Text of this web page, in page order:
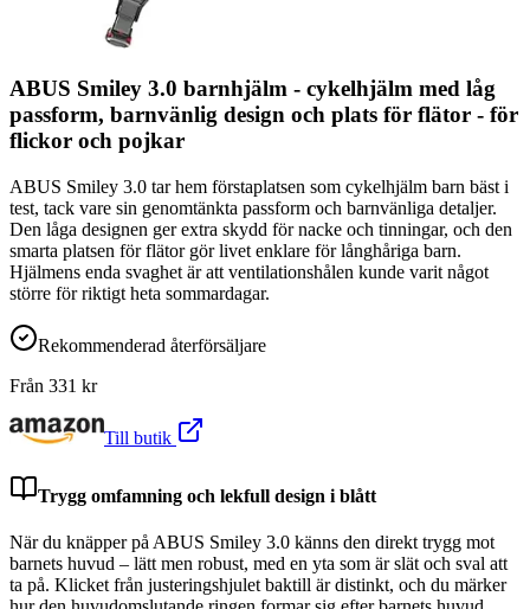
ABUS Smiley 3.0 barnhjälm - cykelhjälm med låg
passform, barnvänlig design och plats för flätor - för
flickor och pojkar
ABUS Smiley 3.0 tar hem förstaplatsen som cykelhjälm barn bäst i
test, tack vare sin genomtänkta passform och barnvänliga detaljer.
Den låga designen ger extra skydd för nacke och tinningar, och den
smarta platsen för flätor gör livet enklare för långhåriga barn.
Hjälmens enda svaghet är att ventilationshålen kunde varit något
större för riktigt heta sommardagar.
Rekommenderad återförsäljare
Från 331 kr
Till butik
Trygg omfamning och lekfull design i blått
När du knäpper på ABUS Smiley 3.0 känns den direkt trygg mot
barnets huvud – lätt men robust, med en yta som är slät och sval att
ta på. Klicket från justeringshjulet baktill är distinkt, och du märker